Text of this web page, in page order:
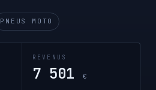
PNEUS MOTO
REVENUS
7 501€